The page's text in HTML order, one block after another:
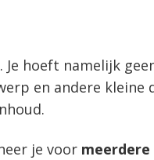
. Je hoeft namelijk
en andere kleine
je voor meerdere